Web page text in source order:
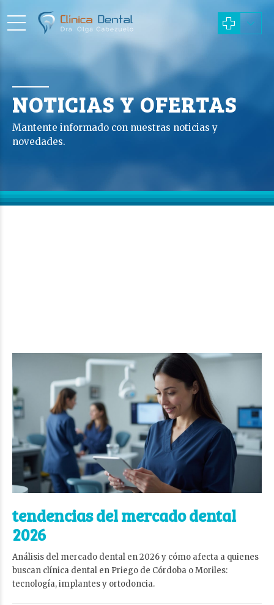
NOTICIAS Y OFERTAS
Mantente informado con nuestras noticias y
novedades.
tendencias del mercado dental
2026
Análisis del mercado dental en 2026 y cómo afecta a quienes
buscan clínica dental en Priego de Córdoba o Moriles:
tecnología, implantes y ortodoncia.